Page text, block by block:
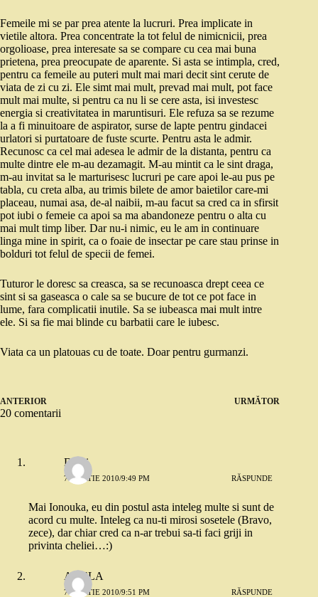
Femeile mi se par prea atente la lucruri. Prea implicate in
vietile altora. Prea concentrate la tot felul de nimicnicii, prea
orgolioase, prea interesate sa se compare cu cea mai buna
prietena, prea preocupate de aparente. Si asta se intimpla, cred,
pentru ca femeile au puteri mult mai mari decit sint cerute de
viata de zi cu zi. Ele simt mai mult, prevad mai mult, pot face
mult mai multe, si pentru ca nu li se cere asta, isi investesc
energia si creativitatea in maruntisuri. Ele refuza sa se rezume
la a fi minuitoare de aspirator, surse de lapte pentru gindacei
urlatori si purtatoare de fuste scurte. Pentru asta le admir.
Recunosc ca cel mai adesea le admir de la distanta, pentru ca
multe dintre ele m-au dezamagit. M-au mintit ca le sint draga,
m-au invitat sa le marturisesc lucruri pe care apoi le-au pus pe
tabla, cu creta alba, au trimis bilete de amor baietilor care-mi
placeau, numai asa, de-al naibii, m-au facut sa cred ca in sfirsit
pot iubi o femeie ca apoi sa ma abandoneze pentru o alta cu
mai mult timp liber. Dar nu-i nimic, eu le am in continuare
linga mine in spirit, ca o foaie de insectar pe care stau prinse in
bolduri tot felul de specii de femei.
Tuturor le doresc sa creasca, sa se recunoasca drept ceea ce
sint si sa gaseasca o cale sa se bucure de tot ce pot face in
lume, fara complicatii inutile. Sa se iubeasca mai mult intre
ele. Si sa fie mai blinde cu barbatii care le iubesc.
Viata ca un platouas cu de toate. Doar pentru gurmanzi.
ANTERIOR URMĂTOR
20 comentarii
Danii
7 MARTIE 2010/9:49 PM RĂSPUNDE
Mai Ionouka, eu din postul asta inteleg multe si sunt de
acord cu multe. Inteleg ca nu-ti mirosi sosetele (Bravo,
zece), dar chiar cred ca n-ar trebui sa-ti faci griji in
privinta cheliei…:)
ADELA
7 MARTIE 2010/9:51 PM RĂSPUNDE